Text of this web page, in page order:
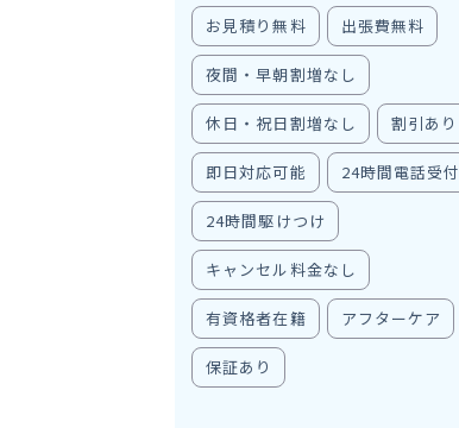
お見積り無料 出張費無料
夜間・早朝割増なし
休日・祝日割増なし 割引あり
即日対応可能 24時間電話受付
24時間駆けつけ
キャンセル料金なし
有資格者在籍 アフターケア
保証あり